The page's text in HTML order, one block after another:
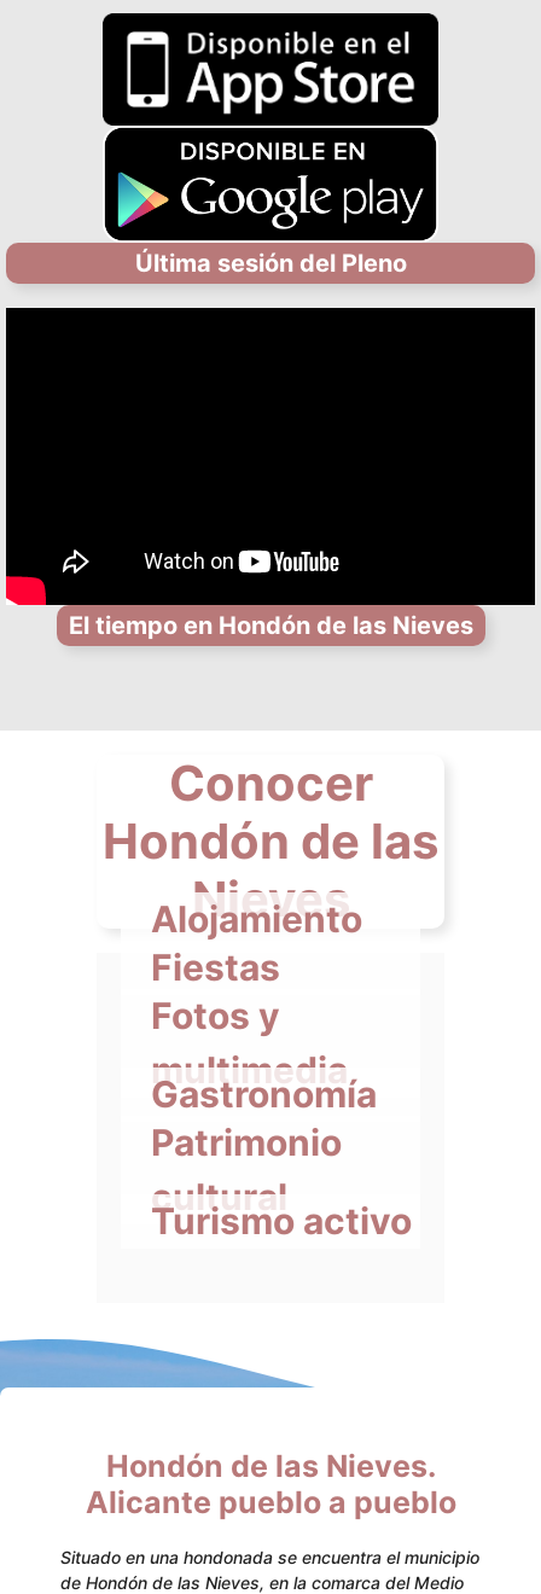
Última sesión del Pleno
El tiempo en Hondón de las Nieves
Conocer
Hondón de las
Nieves
Alojamiento
Fiestas
Fotos y
multimedia
Gastronomía
Patrimonio
cultural
Turismo activo
Hondón de las Nieves.
Alicante pueblo a pueblo
Situado en una hondonada se encuentra el municipio
de Hondón de las Nieves, en la comarca del Medio